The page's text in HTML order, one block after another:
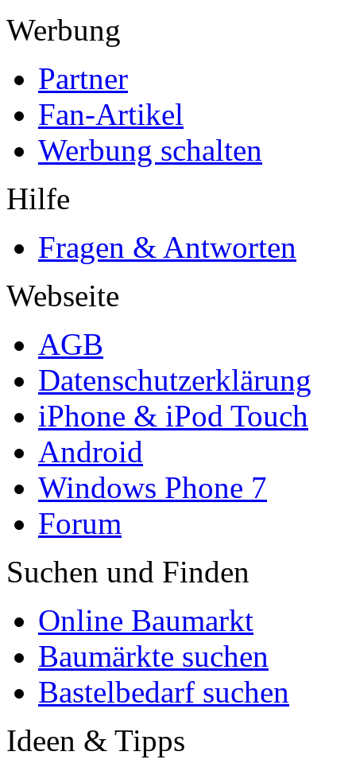
Werbung
Partner
Fan-Artikel
Werbung schalten
Hilfe
Fragen & Antworten
Webseite
AGB
Datenschutzerklärung
iPhone & iPod Touch
Android
Windows Phone 7
Forum
Suchen und Finden
Online Baumarkt
Baumärkte suchen
Bastelbedarf suchen
Ideen & Tipps